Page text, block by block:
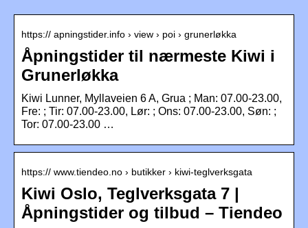
https:// apningstider.info › view › poi › grunerløkka
Åpningstider til nærmeste Kiwi i
Grunerløkka
Kiwi Lunner, Myllaveien 6 A, Grua ; Man: 07.00-23.00,
Fre: ; Tir: 07.00-23.00, Lør: ; Ons: 07.00-23.00, Søn: ;
Tor: 07.00-23.00 …
https:// www.tiendeo.no › butikker › kiwi-teglverksgata
Kiwi Oslo, Teglverksgata 7 |
Åpningstider og tilbud – Tiendeo